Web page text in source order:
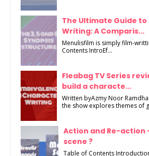
The Ultimate Guide to
Writing: A Comparis...
Menulisfilm is simply film-
Contents IntroEf...
Fleabag TV Series
build a characte...
Written byAzmy Noor
the show explores themes of
Action and Re-action
scene ?
Table of Contents